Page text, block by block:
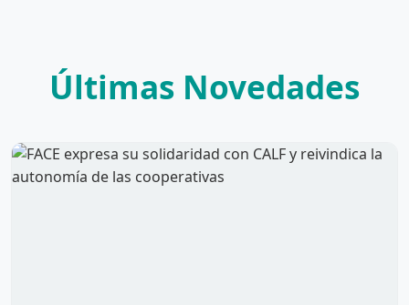
Últimas Novedades